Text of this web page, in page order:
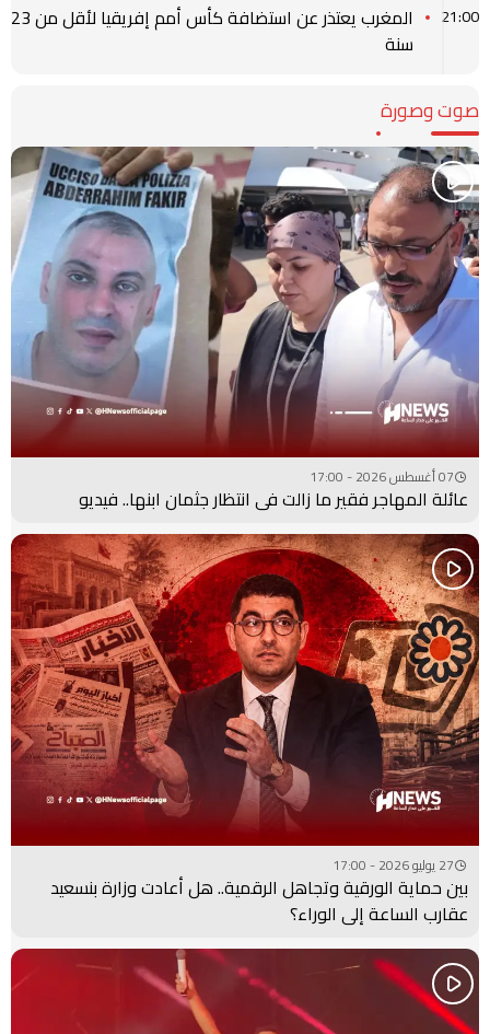
21:00
المغرب يعتذر عن استضافة كأس أمم إفريقيا لأقل من 23
سنة
صوت وصورة
07 أغسطس 2026 - 17:00
عائلة المهاجر فقير ما زالت في انتظار جثمان ابنها.. فيديو
27 يوليو 2026 - 17:00
بين حماية الورقية وتجاهل الرقمية.. هل أعادت وزارة بنسعيد
عقارب الساعة إلى الوراء؟